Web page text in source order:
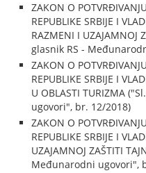
ZAKON O
REPUBLIKE SRBIJE I
RAZMENI I UZAJAMNOJ
glasnik RS -
ZAKON O
REPUBLIKE SRBIJE I
U OBLASTI TURIZMA
ugovori", br. 12/2018)
ZAKON O
REPUBLIKE SRBIJE I
UZAJAMNOJ ZAŠTITI
Međunarodni ugovori",